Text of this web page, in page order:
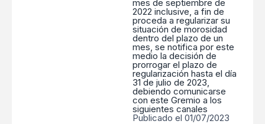
mes de septiembre de
2022 inclusive, a fin de
proceda a regularizar su
situación de morosidad
dentro del plazo de un
mes, se notifica por este
medio la decisión de
prorrogar el plazo de
regularización hasta el día
31 de julio de 2023,
debiendo comunicarse
con este Gremio a los
siguientes canales
Publicado el 01/07/2023